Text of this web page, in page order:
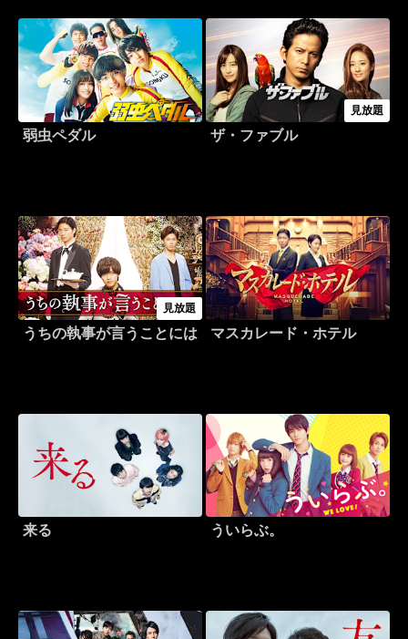
弱虫ペダル
見放題
ザ・ファブル
見放題
うちの執事が言うことには マスカレード・ホテル
来る ういらぶ。